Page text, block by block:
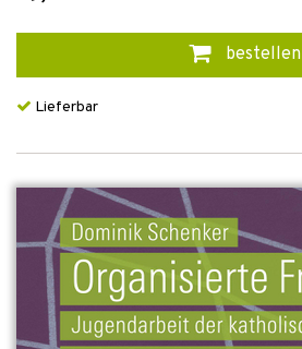
bestellen
Lieferbar